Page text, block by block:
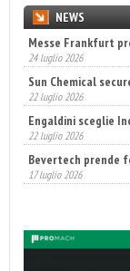
NEWS
Messe Frankfurt
24 luglio 2026
Sun Chemical
22 luglio 2026
Engaldini sceglie
22 luglio 2026
Bevertech prende
17 luglio 2026